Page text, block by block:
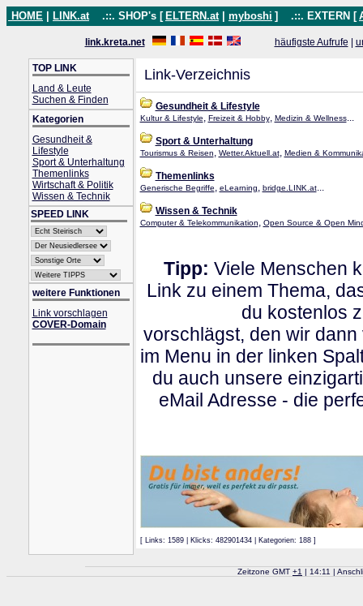
HOME LINK.at .::. SHOP's [ ELTERN.at myboshi ] .::. EXTERN [
link.kreta.net häufigste Aufrufe
TOP LINK
Land & Leute
Suchen & Finden
Kategorien
Gesundheit &
Lifestyle
Sport & Unterhaltung
Themenlinks
Wirtschaft & Politik
Wissen & Technik
SPEED LINK
weitere Funktionen
Link vorschlagen
COVER-Domain
Link-Verzeichnis
Gesundheit & Lifestyle
Kultur & Lifestyle, Freizeit & Hobby, Medizin & Wellness...
Sport & Unterhaltung
Tourismus & Reisen, Wetter.Aktuell.at, Medien &
Themenlinks
Generische Begriffe, eLearning, bridge.LINK.at...
Wissen & Technik
Computer & Telekommunikation, Open Source & Open
Tipp: Viele Menschen
Link zu einem Thema,
du kostenlos
vorschlägst, den wir
im Menu in der linken
du auch unsere
eMail Adresse - die
[ Links: 1589 | Klicks: 482901434 | Kategorien: 188 ]
Zeitzone GMT +1 | 14:11 |